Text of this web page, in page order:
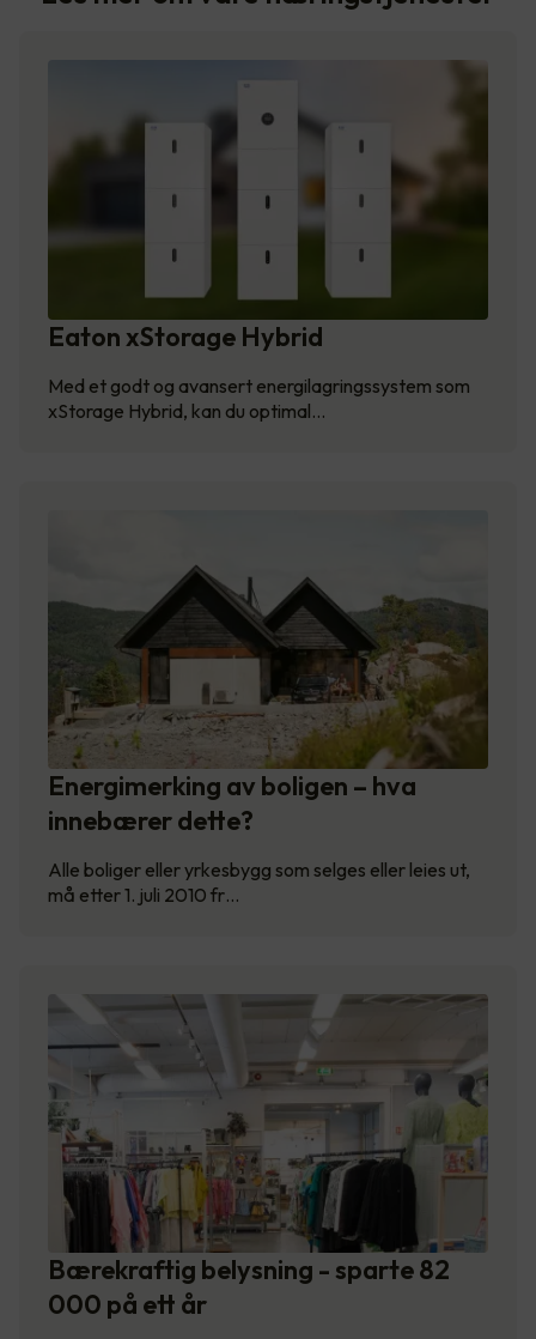
Eaton xStorage Hybrid
Med et godt og avansert energilagringssystem som
xStorage Hybrid, kan du optimal…
Energimerking av boligen – hva
innebærer dette?
Alle boliger eller yrkesbygg som selges eller leies ut,
må etter 1. juli 2010 fr…
Bærekraftig belysning - sparte 82
000 på ett år